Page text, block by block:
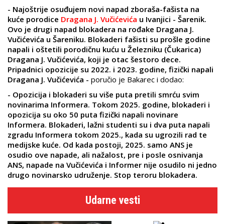
- Najoštrije osuđujem novi napad zboraša-fašista na
kuće porodice Dragana J. Vučićevića u Ivanjici - Šarenik.
Ovo je drugi napad blokadera na rođake Dragana J.
Vučićevića u Šareniku. Blokaderi fašisti su prošle godine
napali i oštetili porodičnu kuću u Železniku (Čukarica)
Dragana J. Vučićevića, koji je otac šestoro dece.
Pripadnici opozicije su 2022. i 2023. godine, fizički napali
Dragana J. Vučićevića - poručio je Bakarec i dodao:
- Opozicija i blokaderi su više puta pretili smrću svim
novinarima Informera. Tokom 2025. godine, blokaderi i
opozicija su oko 50 puta fizički napali novinare
Informera. Blokaderi, lažni studenti su i dva puta napali
zgradu Informera tokom 2025., kada su ugrozili rad te
medijske kuće. Od kada postoji, 2025. samo ANS je
osudio ove napade, ali nažalost, pre i posle osnivanja
ANS, napade na Vučićevića i Informer nije osudilo ni jedno
drugo novinarsko udruženje. Stop teroru blokadera.
Udarne vesti